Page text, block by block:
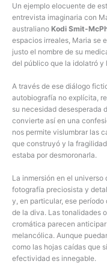
Un ejemplo elocuente de
entrevista imaginaria con
australiano Kodi Smit-
espacios irreales, Maria se
justo el nombre de su
del público que la idolatró y
A través de ese diálogo
autobiografía no explícita,
su necesidad desesperada
convierte así en una
nos permite vislumbrar las
que construyó y la
estaba por desmoronarla.
La inmersión en el
fotografía preciosista y
y, en particular, ese
de la diva. Las tonalidades
cromática parecen
melancólica. Aunque
como las hojas caídas que
efectividad es innegable.